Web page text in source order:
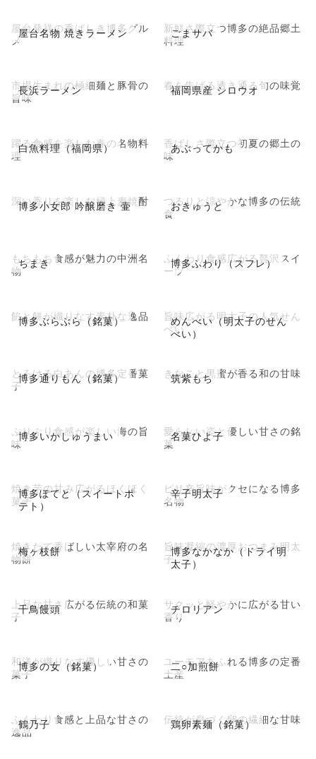
屋台名物 焼きラーメン
屋台発祥の香ばしき博多グル
メ
ごまサバ
新鮮さ際立つ博多の絶品郷土
料理
長浜ラーメン
市場生まれの極細麺と豚骨の
旨味
福岡県産 シロウオ
春を告げる透き通る旬の味覚
白魚料理（福岡県）
躍る食感を楽しむ春の名物料
理
あぶってかも
香ばしさ際立つ初夏の郷土の
味
博多小女郎 吟醸磨き 壷
深い香りを楽しむ極上麦焼酎 おきゅうと
つるりと涼やかな博多の伝統
食
ちまき
もちもち食感が魅力の中洲名
物
博多ふわり（スフレ）
ふんわり食感広がる贅沢スイ
ーツ
博多ぶらぶら（銘菓）
餡と餅が織りなす素朴な逸品
めんべい（明太子のせん
べい）
旨味広がる明太子の人気せん
べい
博多通りもん（銘菓）
とろける白あんの博多定番菓
子
筑紫もち
きなこと黒蜜が香る和の甘味
博多いかしゅうまい
ぷりぷり食感が楽しい海の旨
味
名菓ひよ子
愛らしい姿と優しい甘さの銘
菓
博多ぽてと（スイートポ
テト）
焼き芋の甘み広がるほくほく
菓子
辛子明太子
ピリ辛旨味がクセになる博多
名物
梅ヶ枝餅
焼きたて香ばしい太宰府の名
物餅
博多なかなか（ドライ明
太子）
旨味凝縮の濃厚おつまみ明太
子
千鳥饅頭
上品な甘さ広がる伝統の和菓
子
チロリアン
サクッと軽やかに広がる甘い
香り
博多の女（銘菓）
和洋が織りなす優しい甘さの
菓子
二○加煎餅
ユーモアあふれる博多の定番
土産
鶴乃子
ふんわり食感と上品な甘さの
逸品
鶏卵素麺（銘菓）
伝統が息づく卵の繊細な甘味